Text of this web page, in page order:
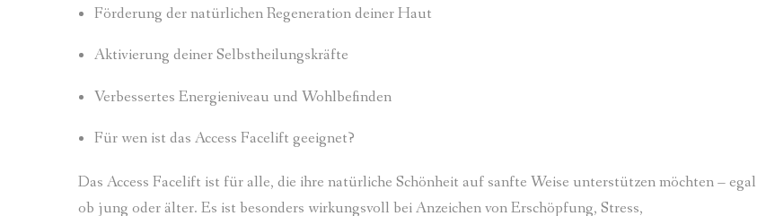
Förderung der natürlichen Regeneration deiner Haut
Aktivierung deiner Selbstheilungskräfte
Verbessertes Energieniveau und Wohlbefinden
Für wen ist das Access Facelift geeignet?
Das Access Facelift ist für alle, die ihre natürliche Schönheit auf sanfte Weise unterstützen möchten – egal
ob jung oder älter. Es ist besonders wirkungsvoll bei Anzeichen von Erschöpfung, Stress,